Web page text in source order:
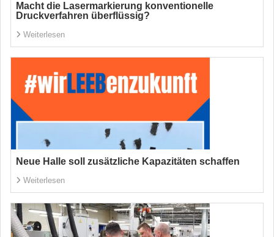
Macht die Lasermarkierung konventionelle
Druckverfahren überflüssig?
Weiterlesen
Neue Halle soll zusätzliche Kapazitäten schaffen
Weiterlesen